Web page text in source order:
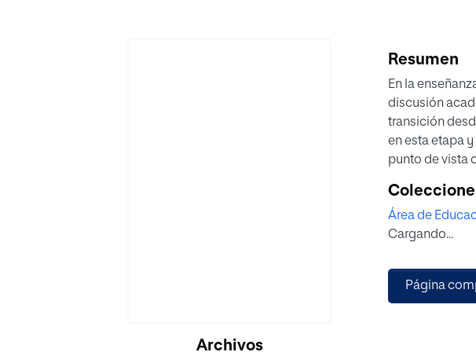
Cargando...Archivos
Resumen
En la
discusión
transición
en esta etapa
punto de vista
interactivas,
números a las
ludificación,
en los alumnos.
Área de
Cargando...
Página